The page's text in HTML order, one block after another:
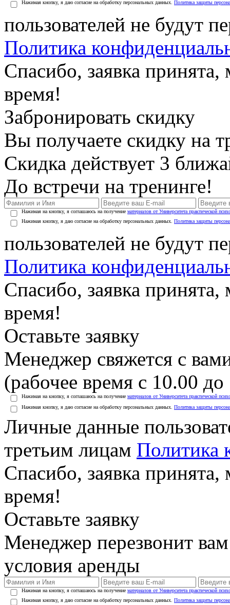
Нажимая кнопку, я даю согласие на обработку персональных данных. Политика защиты
пользователей не будут
Политика
Спасибо, заявка
время!
Забронировать скидку
Вы получаете скидку на
Скидка действует 3
До встречи на тренинге!
Нажимая на кнопку, я соглашаюсь на получение материалов от Университета практической
Нажимая кнопку, я даю согласие на обработку персональных данных. Политика защиты
пользователей не будут
Политика
Спасибо, заявка
время!
Оставьте заявку
Менеджер свяжется с
(рабочее время с 10.00
Нажимая на кнопку, я соглашаюсь на получение материалов от Университета практической
Нажимая кнопку, я даю согласие на обработку персональных данных. Политика защиты
Личные данные
третьим лицам Политика
Спасибо, заявка
время!
Оставьте заявку
Менеджер перезвонит
условия аренды
Нажимая на кнопку, я соглашаюсь на получение материалов от Университета практической
Нажимая кнопку, я даю согласие на обработку персональных данных. Политика защиты